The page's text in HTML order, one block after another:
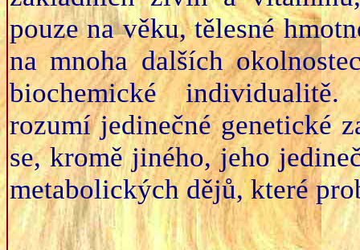
pouze na věku, tělesné
na mnoha dalších
biochemické
rozumí jedinečné genetické
se, kromě jiného, jeho
metabolických dějů, které